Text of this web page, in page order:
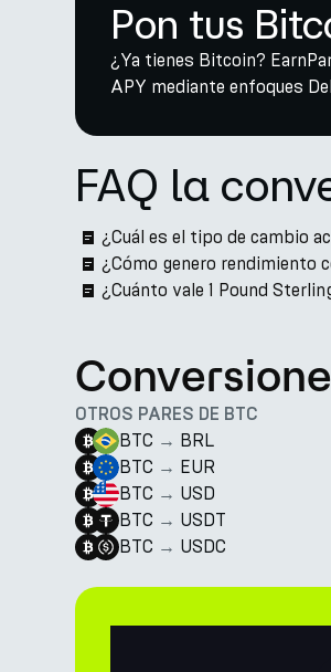
Pon tus
¿Ya tienes Bitcoin?
APY mediante enfoques
FAQ la
¿Cuál es el tipo de cambio
¿Cómo genero rendimiento
¿Cuánto vale 1 Pound
OTROS PARES DE BTC
BTC → BRL
BTC → EUR
BTC → USD
BTC → USDT
BTC → USDC